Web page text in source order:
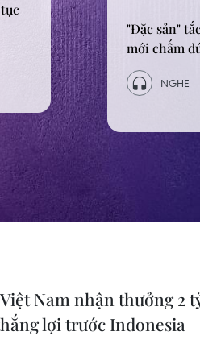
cho công
Nam nhận thưởng 2
lợi trước Indonesia